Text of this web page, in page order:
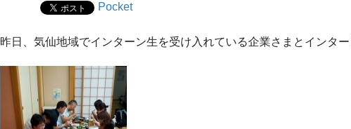
Pocket
昨日、気仙地域でインターン生を受け入れている企業さまとインター